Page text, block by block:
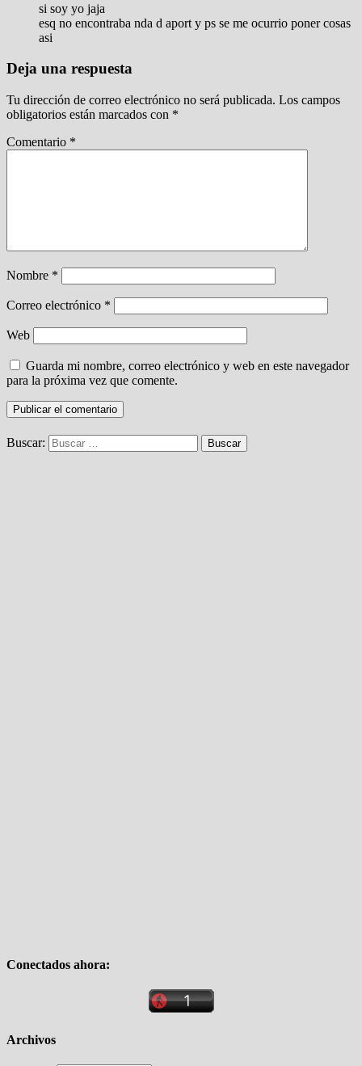
si soy yo jaja
esq no encontraba nda d aport y ps se me ocurrio poner cosas
asi
Deja una respuesta
Tu dirección de correo electrónico no será publicada. Los campos
obligatorios están marcados con *
Comentario *
Nombre *
Correo electrónico *
Web
Guarda mi nombre, correo electrónico y web en este navegador
para la próxima vez que comente.
Buscar:
Conectados ahora:
Archivos